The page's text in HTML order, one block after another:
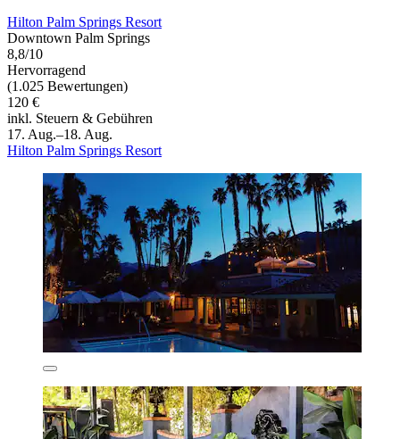
Hilton Palm Springs Resort
Downtown Palm Springs
8,8/10
Hervorragend
(1.025 Bewertungen)
120 €
inkl. Steuern & Gebühren
17. Aug.–18. Aug.
Hilton Palm Springs Resort